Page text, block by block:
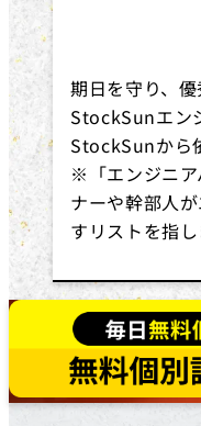
期日を守り、優
StockSunエン
StockSunから
※「エンジニ
ナーや幹部人
すリストを指し